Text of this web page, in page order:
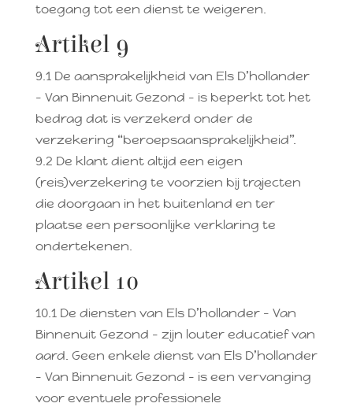
toegang tot een dienst te weigeren.
Artikel 9
9.1 De aansprakelijkheid van Els D’hollander
– Van Binnenuit Gezond – is beperkt tot het
bedrag dat is verzekerd onder de
verzekering “beroepsaansprakelijkheid”.
9.2 De klant dient altijd een eigen
(reis)verzekering te voorzien bij trajecten
die doorgaan in het buitenland en ter
plaatse een persoonlijke verklaring te
ondertekenen.
Artikel 10
10.1 De diensten van Els D’hollander – Van
Binnenuit Gezond – zijn louter educatief van
aard. Geen enkele dienst van Els D’hollander
– Van Binnenuit Gezond – is een vervanging
voor eventuele professionele